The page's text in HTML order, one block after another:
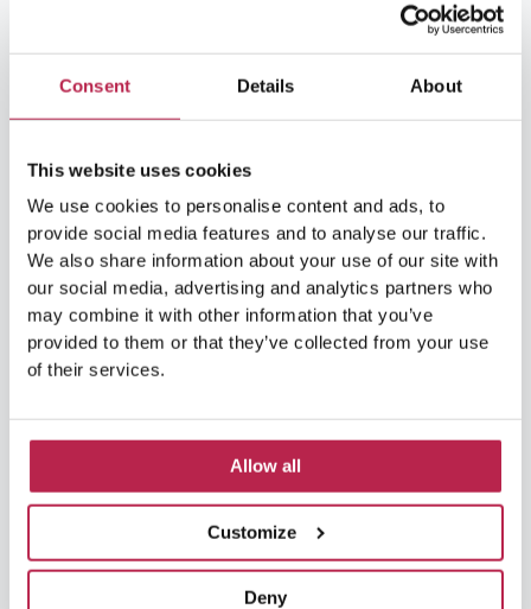
Consent Details About
This website uses cookies
We use cookies to personalise content and ads, to
provide social media features and to analyse our traffic.
We also share information about your use of our site with
our social media, advertising and analytics partners who
may combine it with other information that you’ve
provided to them or that they’ve collected from your use
of their services.
Allow all
Customize
Deny
Lees Verder »
Safari in jeep a Ibiza: tour
avventurosi alla scoperta del
paesaggio selvaggio
in
jeep
a
Ibiza:
tour
avventurosi
alla
scoperta
paesaggio